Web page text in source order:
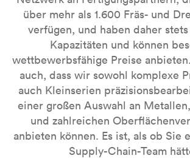
über mehr als 1.600 Fräs- und
verfügen, und haben daher
Kapazitäten und können
wettbewerbsfähige Preise
auch, dass wir sowohl komplexe
auch Kleinserien
einer großen Auswahl an
und zahlreichen
anbieten können. Es ist, als ob Sie
Supply-Chain-Team